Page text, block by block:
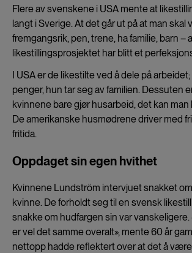
Flere av svenskene i USA mente at
langt i Sverige. At det går ut på at man skal
fremgangsrik, pen, trene, ha familie, barn –
likestillingsprosjektet har blitt et
I USA er de likestilte ved å dele på
penger, hun tar seg av familien. Dessuten
kvinnene bare gjør husarbeid, det kan man
De amerikanske husmødrene driver med
fritida.
Oppdaget sin egen hvithet
Kvinnene Lundström intervjuet snakket
kvinne. De forholdt seg til en svensk
snakke om hudfargen sin var
er vel det samme overalt», mente 60 år
nettopp hadde reflektert over at det å